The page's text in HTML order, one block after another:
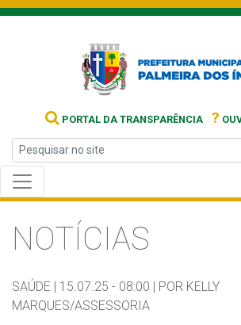
PORTAL DA TRANSPARÊNCIA ?
NOTÍCIAS
SAÚDE | 15.07.25 - 08:00 | POR KELLY
MARQUES/ASSESSORIA